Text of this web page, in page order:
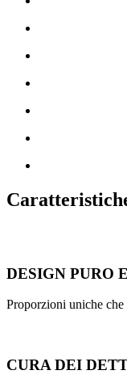
DESIGN PURO
Proporzioni uniche
CURA DEI